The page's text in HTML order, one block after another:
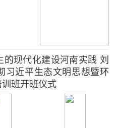
现代化建设河南实践 刘
习近平生态文明思想暨环
班开班仪式